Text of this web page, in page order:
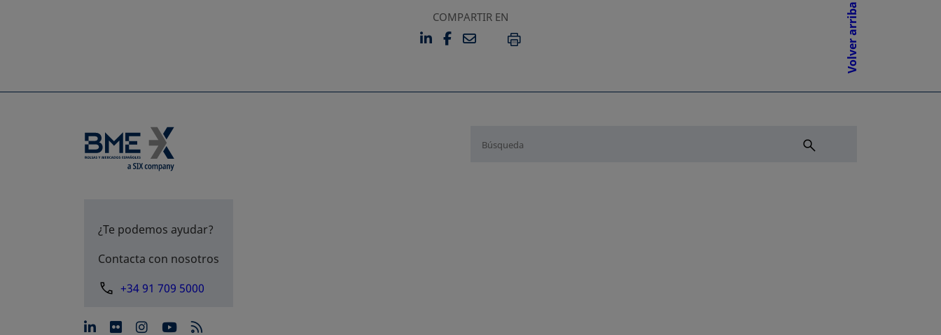
COMPARTIR EN
LINKEDIN
SE ABRE EN UNA PESTAÑA NUEVA
FACEBOOK
SE ABRE EN UNA PESTAÑA NUEVA
EMAILIMPRIMIR Volver arriba
¿Te podemos ayudar?
Contacta con nosotros
+34 91 709 5000
se abre en una pestaña nueva
se abre en una pestaña nueva
se abre en una pestaña nueva
se abre en una pestaña nueva